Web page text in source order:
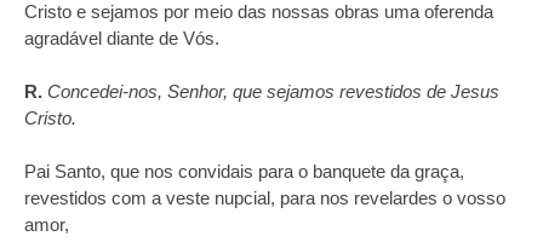
Cristo e sejamos por meio das nossas obras uma oferenda
agradável diante de Vós.
R. Concedei‑nos, Senhor, que sejamos revestidos de Jesus
Cristo.
Pai Santo, que nos convidais para o banquete da graça,
revestidos com a veste nupcial, para nos revelardes o vosso
amor,